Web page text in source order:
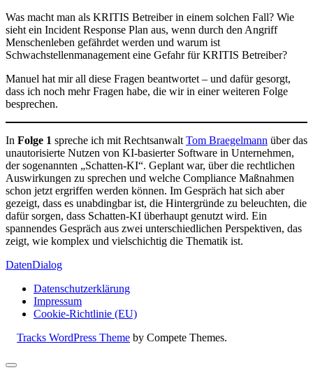
Was macht man als KRITIS Betreiber in einem solchen Fall? Wie
sieht ein Incident Response Plan aus, wenn durch den Angriff
Menschenleben gefährdet werden und warum ist
Schwachstellenmanagement eine Gefahr für KRITIS Betreiber?
Manuel hat mir all diese Fragen beantwortet – und dafür gesorgt,
dass ich noch mehr Fragen habe, die wir in einer weiteren Folge
besprechen.
In Folge 1 spreche ich mit Rechtsanwalt Tom Braegelmann über das
unautorisierte Nutzen von KI-basierter Software in Unternehmen,
der sogenannten „Schatten-KI“. Geplant war, über die rechtlichen
Auswirkungen zu sprechen und welche Compliance Maßnahmen
schon jetzt ergriffen werden können. Im Gespräch hat sich aber
gezeigt, dass es unabdingbar ist, die Hintergründe zu beleuchten, die
dafür sorgen, dass Schatten-KI überhaupt genutzt wird. Ein
spannendes Gespräch aus zwei unterschiedlichen Perspektiven, das
zeigt, wie komplex und vielschichtig die Thematik ist.
DatenDialog
Datenschutzerklärung
Impressum
Cookie-Richtlinie (EU)
Tracks WordPress Theme by Compete Themes.